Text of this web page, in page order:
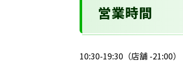
営業時間
10:30-19:30（店舗 -21:00）